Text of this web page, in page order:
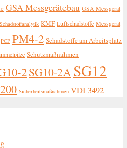
GSA Messgerätebau GSA Messgerät
KMF Luftschadstoffe Messgerät
PCP PM4-2 Schadstoffe am Arbeitsplatz
Schutzmaßnahmen
2SG10-2A SG12
Sicherheitsmaßnahmen VDI 3492